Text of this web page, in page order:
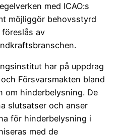
med ICAO:s
möjliggör behovsstyrd
av
har på uppdrag
Försvarsmakten bland
om hinderbelysning. De
slutsatser och anser
för hinderbelysning i
med de